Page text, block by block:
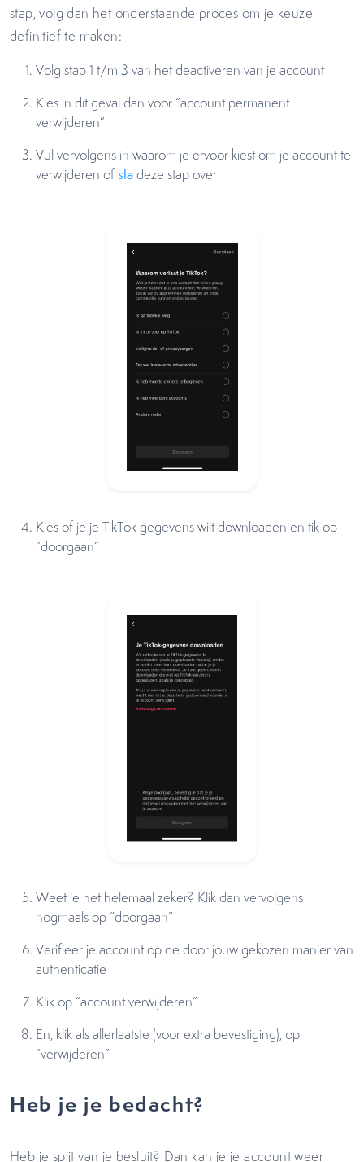
stap, volg dan het onderstaande proces om je keuze
definitief te maken:
Volg stap 1 t/m 3 van het deactiveren van je account
Kies in dit geval dan voor “account permanent
verwijderen”
Vul vervolgens in waarom je ervoor kiest om je account te
verwijderen ofsladeze stap over
Kies of je je TikTok gegevens wilt downloaden en tik op
“doorgaan”
Weet je het helemaal zeker? Klik dan vervolgens
nogmaals op “doorgaan”
Verifieer je account op de door jouw gekozen manier van
authenticatie
Klik op “account verwijderen”
En, klik als allerlaatste (voor extra bevestiging), op
“verwijderen”
Heb je je bedacht?
Heb je spijt van je besluit? Dan kan je je account weer